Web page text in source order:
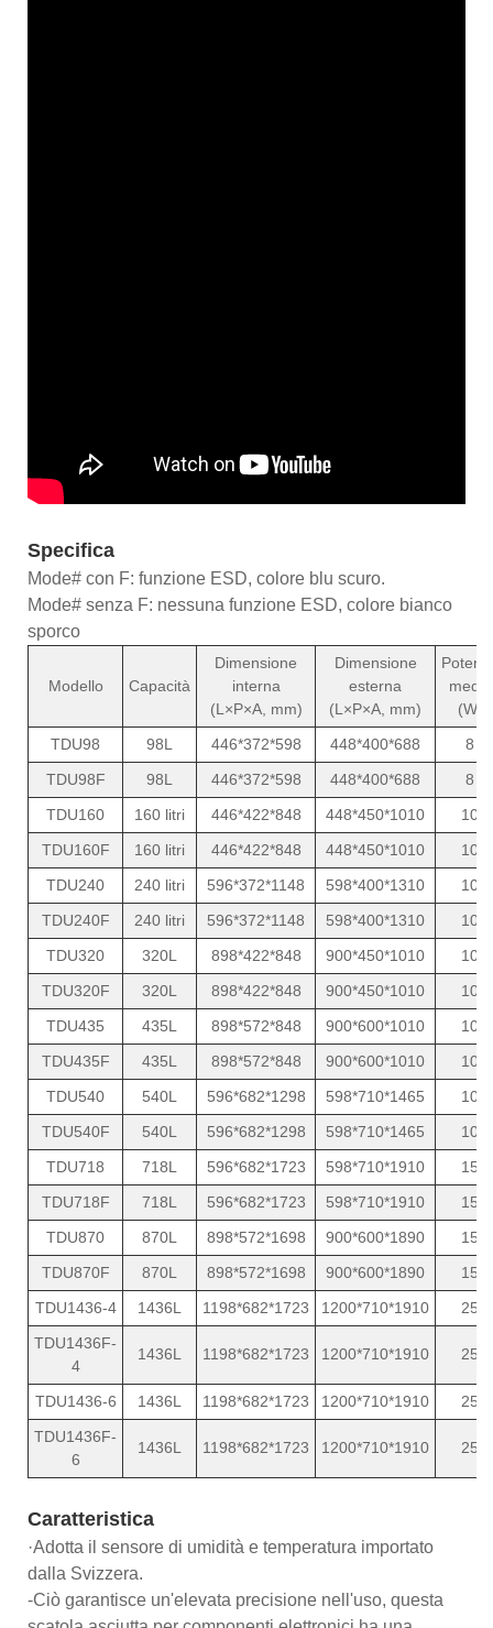
Specifica
Mode# con F: funzione ESD, colore blu scuro.
Mode# senza F: nessuna funzione ESD, colore bianco
sporco
Modello Capacità
Dimensione
interna
(L×P×A, mm)
Dimensione
esterna
(L×P×A, mm)
media
(W)
TDU98
98L 446*372*598 448*400*688
8
TDU98F
98L 446*372*598 448*400*688
8
TDU160
160 litri 446*422*848 448*450*1010
10
TDU160F
160 litri 446*422*848 448*450*1010
10
TDU240
240 litri 596*372*1148 598*400*1310
10
TDU240F
240 litri 596*372*1148 598*400*1310
10
TDU320
320L 898*422*848 900*450*1010
10
TDU320F
320L 898*422*848 900*450*1010
10
TDU435
435L 898*572*848 900*600*1010
10
TDU435F
435L 898*572*848 900*600*1010
10
TDU540
540L 596*682*1298 598*710*1465
10
TDU540F
540L 596*682*1298 598*710*1465
10
TDU718
718L 596*682*1723 598*710*1910
15
TDU718F
718L 596*682*1723 598*710*1910
15
TDU870
870L 898*572*1698 900*600*1890
15
TDU870F
870L 898*572*1698 900*600*1890
15
TDU1436-4
1436L 1198*682*1723 1200*710*1910
25
TDU1436F-
4
1436L 1198*682*1723 1200*710*1910 25
TDU1436-6 1436L 1198*682*1723 1200*710*1910
25
TDU1436F-
6
1436L 1198*682*1723 1200*710*1910 25
Caratteristica
·Adotta il sensore di umidità e temperatura importato
dalla Svizzera.
-Ciò garantisce un'elevata precisione nell'uso, questa